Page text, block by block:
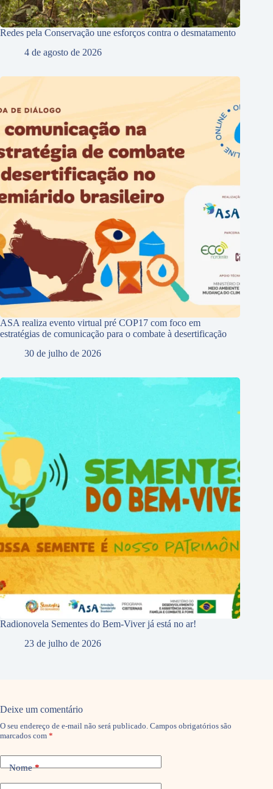
Redes pela Conservação une esforços contra o desmatamento
4 de agosto de 2026
ASA realiza evento virtual pré COP17 com foco em
estratégias de comunicação para o combate à desertificação
30 de julho de 2026
Radionovela Sementes do Bem-Viver já está no ar!
23 de julho de 2026
Deixe um comentário
O seu endereço de e-mail não será publicado. Campos obrigatórios são
marcados com *
Nome*